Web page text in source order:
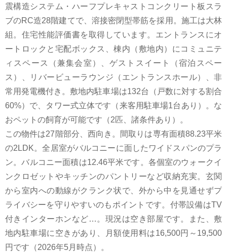
震構造システム・ハーフプレキャストコンクリート板スラ
ブのRC造28階建てで、溶接密閉型帯筋を採用。施工は大林
組。住宅性能評価書を取得しています。エントランスにオ
ートロックと宅配ボックス、棟内（敷地内）にコミュニテ
ィスペース（兼集会室）、ゲストスイート（宿泊スペー
ス）、リバービューラウンジ（エントランスホール）、非
常用発電機付き。敷地内駐車場は132台（戸数に対する割合
60%）で、タワー式立体です（来客用駐車場1台あり）。な
おペットの飼育が可能です（2匹、諸条件あり）。
この物件は27階部分、西向き。間取りは専有面積88.23平米
の2LDK。全居室がバルコニーに面したワイドスパンのプラ
ン。バルコニー面積は12.46平米です。各個室のウォークイ
ンクロゼットやキッチンのパントリーなど収納充実。玄関
から室内への動線がクランク状で、外から中を見通せずプ
ライバシーを守りやすいのもポイントです。付帯設備はTV
付きインターホンなど…。現況は空き部屋です。また、敷
地内駐車場に空きがあり、月額使用料は16,500円～19,500
円です（2026年5月時点）。